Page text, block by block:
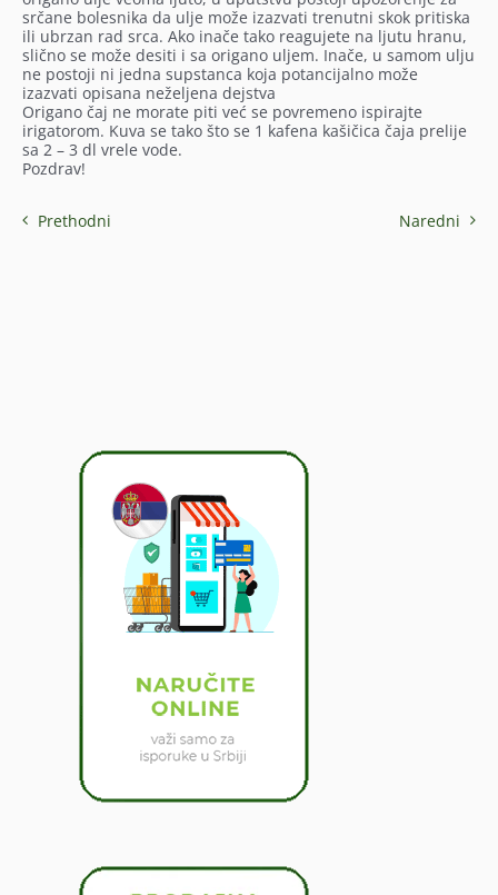
srčane bolesnika da ulje može izazvati trenutni skok pritiska
ili ubrzan rad srca. Ako inače tako reagujete na ljutu hranu,
slično se može desiti i sa origano uljem. Inače, u samom ulju
ne postoji ni jedna supstanca koja potancijalno može
izazvati opisana neželjena dejstva
Origano čaj ne morate piti već se povremeno ispirajte
irigatorom. Kuva se tako što se 1 kafena kašičica čaja prelije
sa 2 – 3 dl vrele vode.
Pozdrav!
Prethodni Naredni